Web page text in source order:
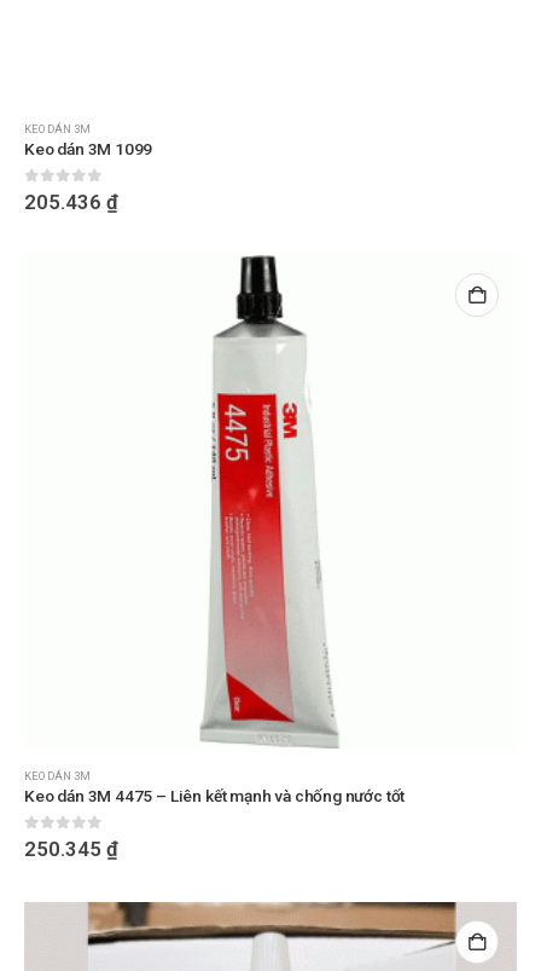
KEO DÁN 3M
Keo dán 3M 1099
0out of 5
205.436 ₫
KEO DÁN 3M
Keo dán 3M 4475 – Liên kết mạnh và chống nước tốt
0 out of 5
250.345 ₫